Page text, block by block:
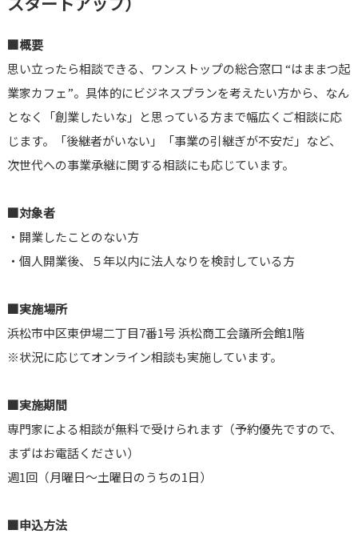
■概要
思い立ったら相談できる、ワンストップの総合窓口 “はままつ起
業家カフェ”。具体的にビジネスプランを考えたい方から、なん
となく「創業したいな」と思っている方まで幅広くご相談に応
じます。「後継者がいない」「事業の引継ぎが不安だ」など、
次世代への事業承継に関する相談にも応じています。
■対象者
・開業したことのない方
・個人開業後、５年以内に法人なりを検討している方
■実施場所
浜松市中区東伊場二丁目7番1号 浜松商工会議所会館1階
※状況に応じてオンライン相談も実施しています。
■実施期間
専門家による相談が無料で受けられます（予約優先ですので、
まずはお電話ください）
週1回（月曜日～土曜日のうちの1日）
■申込方法